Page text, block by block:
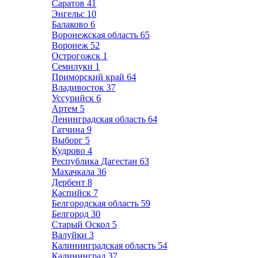
Саратов 41
Энгельс 10
Балаково 6
Воронежская область 65
Воронеж 52
Острогожск 1
Семилуки 1
Приморский край 64
Владивосток 37
Уссурийск 6
Артем 5
Ленинградская область 64
Гатчина 9
Выборг 5
Кудрово 4
Республика Дагестан 63
Махачкала 36
Дербент 8
Каспийск 7
Белгородская область 59
Белгород 30
Старый Оскол 5
Валуйки 3
Калининградская область 54
Калининград 37